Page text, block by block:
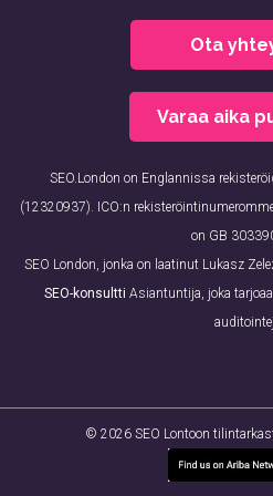
Ota
Varaa aika
SEO.London on Englannissa
(12320937). ICO:n
on GB
SEO London, jonka on laatinut Lukasz
SEO-konsultti Asiantuntija, joka
© 2026 SEO Lontoon